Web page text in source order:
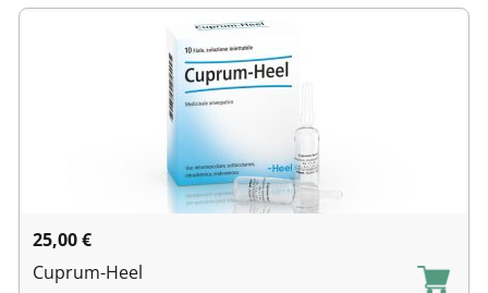
25,00€
Cuprum-Heel